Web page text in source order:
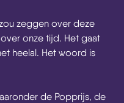
zeggen over deze
onze tijd. Het gaat
heelal. Het woord is
de Popprijs, de